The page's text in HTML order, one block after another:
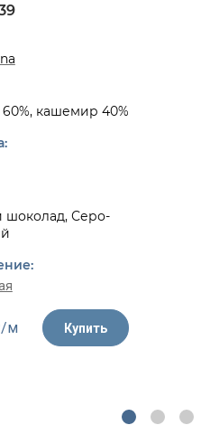
кашемир 40%
шоколад, Серо-
м Купить